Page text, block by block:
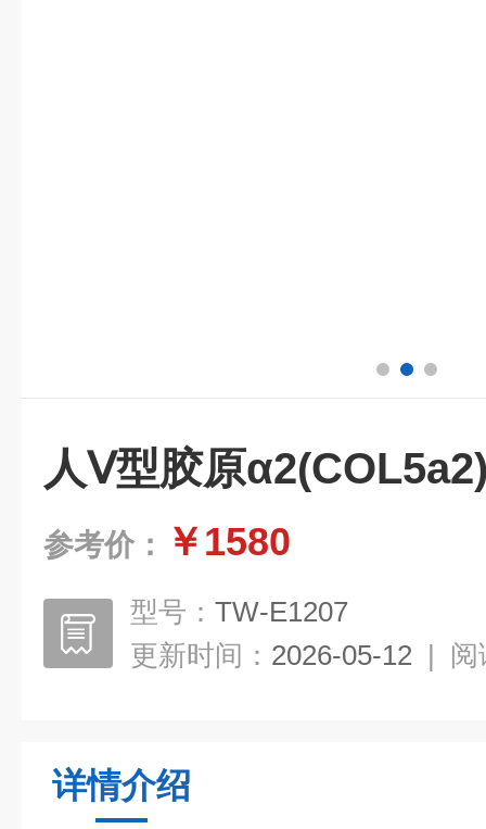
人Ⅴ型胶原
参考价： ￥1580
型号： TW-E1207
更新时间： 2026-05-12 | 阅
详情介绍